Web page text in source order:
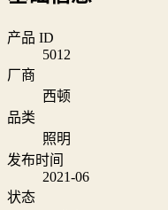
产品 ID
5012
厂商
西顿
品类
照明
发布时间
2021-06
状态